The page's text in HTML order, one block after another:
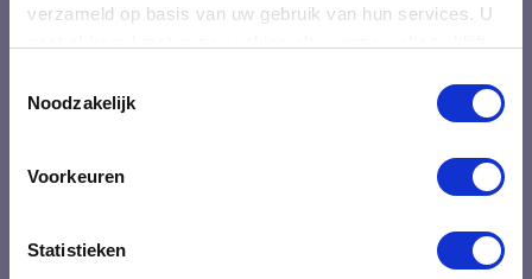
verzameld op basis van uw gebruik van hun services. U
Noodzakelijk
Voorkeuren
Statistieken
Deelnemers over onze trainingen
Veel gestelde vragen
Professionele ontwikkeling